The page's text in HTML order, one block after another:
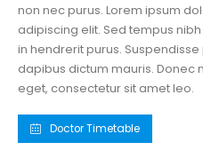
non nec purus. Lorem ipsum
adipiscing elit. Sed tempus
in hendrerit purus.
dapibus dictum mauris. Donec
eget, consectetur sit amet leo.
Doctor Timetable